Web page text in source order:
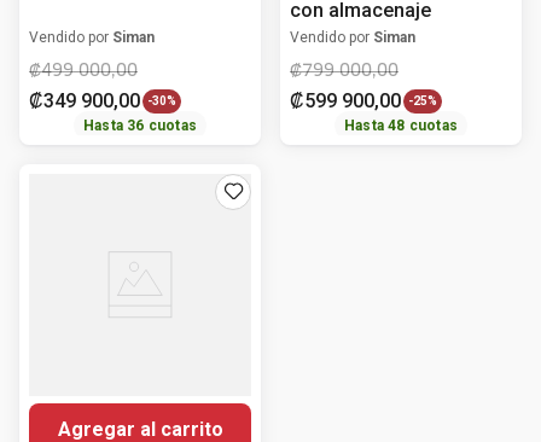
Vendido por Siman
₡499 000,00
₡349 900,00 -30%
Hasta 36 cuotas
con almacenaje
Vendido por Siman
₡799 000,00
₡599 900,00 -25%
Hasta48 cuotas
Agregar al carrito